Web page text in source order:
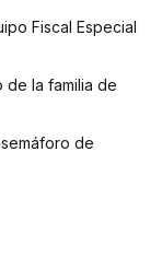
Fiscal Especial
de la familia de
de